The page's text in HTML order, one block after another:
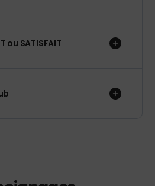
ou SATISFAIT